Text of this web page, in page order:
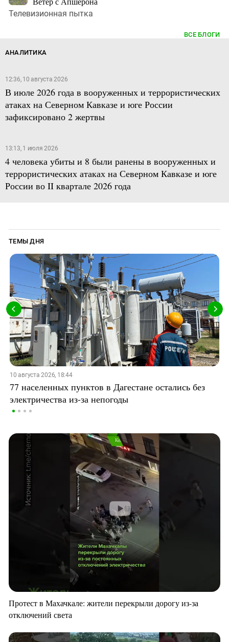
Телевизионная пытка
ВСЕ БЛОГИ
АНАЛИТИКА
12:36, 10 августа 2026
В июле 2026 года в вооруженных и террористических
атаках на Северном Кавказе и юге России
зафиксировано 2 жертвы
13:13, 1 июля 2026
4 человека убиты и 8 были ранены в вооруженных и
террористических атаках на Северном Кавказе и юге
России во II квартале 2026 года
ТЕМЫ ДНЯ
10 августа 2026, 18:44
77 населенных пунктов в Дагестане остались без
электричества из-за непогоды
Протест в Махачкале: жители перекрыли дорогу из-за
отключений света